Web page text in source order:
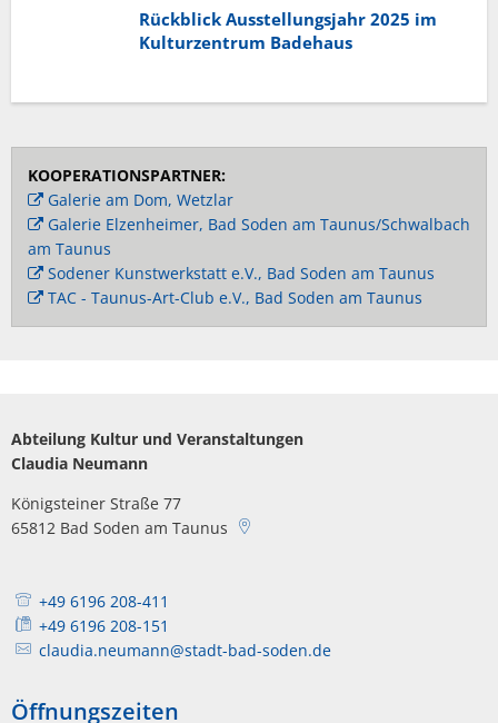
Rückblick Ausstellungsjahr 2025 im
Kulturzentrum Badehaus
KOOPERATIONSPARTNER:
Galerie am Dom, Wetzlar
Galerie Elzenheimer, Bad Soden am Taunus/Schwalbach
am Taunus
Sodener Kunstwerkstatt e.V., Bad Soden am Taunus
TAC - Taunus-Art-Club e.V., Bad Soden am Taunus
Abteilung Kultur und Veranstaltungen
Claudia Neumann
Königsteiner Straße 77
65812 Bad Soden am Taunus
+49 6196 208-411
+49 6196 208-151
claudia.neumann@stadt-bad-soden.de
Öffnungszeiten